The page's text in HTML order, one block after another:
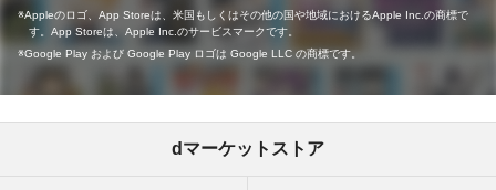
Appleのロゴ、App Storeは、米国もしくはその他の国や地域におけるApple Inc.の商標で
す。App Storeは、Apple Inc.のサービスマークです。
Google Play および Google Play ロゴは Google LLC の商標です。
dマーケットストア